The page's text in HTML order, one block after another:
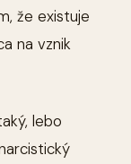
že existuje
na vznik
lebo